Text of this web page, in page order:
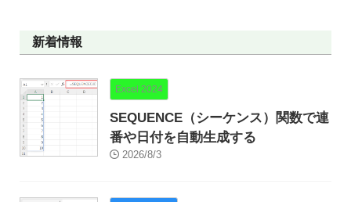
新着情報
Excel 2024
SEQUENCE（シーケンス）関数で連
番や日付を自動生成する
2026/8/3